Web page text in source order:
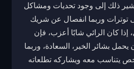
ذلك إلى وجود تحديات ومشاكل
توترات وربما انفصال عن شريك
إذا كان الرائي شابًا أعزب، فإن
يحمل بشائر الخير، السعادة، وربما
يتناسب معه ويشاركه تطلعاته